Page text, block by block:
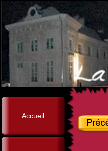
Accueil